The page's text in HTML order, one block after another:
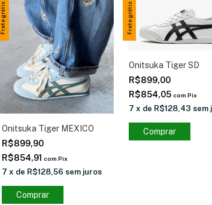
Frete grátis
Onitsuka Tiger MEXICO
R$899,90
R$854,91com Pix
7 x de R$128,56 sem juros
Comprar
Frete grátis
Onitsuka Tiger SD
R$899,00
R$854,05 com Pix
7 x de R$128,43 sem
Comprar